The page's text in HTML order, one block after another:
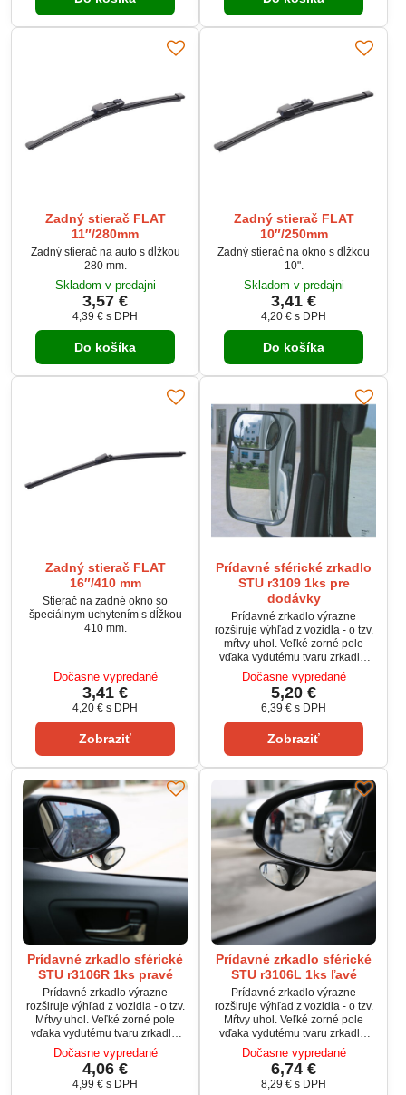
Zadný stierač FLAT
11″/280mm
Zadný stierač na auto s dĺžkou
280 mm.
Skladom v predajni
3,57 €
4,39 € s DPH
Do košíka
Zadný stierač FLAT
10″/250mm
Zadný stierač na okno s dĺžkou
10".
Skladom v predajni
3,41 €
4,20 € s DPH
Do košíka
Zadný stierač FLAT
16″/410 mm
Stierač na zadné okno so
špeciálnym uchytením s dĺžkou
410 mm.
Dočasne vypredané
3,41 €
4,20 € s DPH
Zobraziť
Prídavné sférické zrkadlo
STU r3109 1ks pre
dodávky
Prídavné zrkadlo výrazne
rozširuje výhľad z vozidla - o tzv.
mŕtvy uhol. Veľké zorné pole
vďaka vydutému tvaru zrkadla.
Pripevňuje sa na existujúce
vonkajšie spätné zrkadlo
pomocou samolepiacej plochy.
Dočasne vypredané
5,20 €
6,39 € s DPH
Zobraziť
Prídavné zrkadlo sférické
STU r3106R 1ks pravé
Prídavné zrkadlo výrazne
rozširuje výhľad z vozidla - o tzv.
Mŕtvy uhol. Veľké zorné pole
vďaka vydutému tvaru zrkadla.
Pripevňuje sa na existujúce
vonkajšie spätné zrkadlo
pomocou samolepiacej pásky
3M.
Dočasne vypredané
4,06 €
4,99 € s DPH
Prídavné zrkadlo sférické
STU r3106L 1ks ľavé
Prídavné zrkadlo výrazne
rozširuje výhľad z vozidla - o tzv.
Mŕtvy uhol. Veľké zorné pole
vďaka vydutému tvaru zrkadla.
Pripevňuje sa na existujúce
vonkajšie spätné zrkadlo
pomocou samolepiacej pásky
3M.
Dočasne vypredané
6,74 €
8,29 € s DPH